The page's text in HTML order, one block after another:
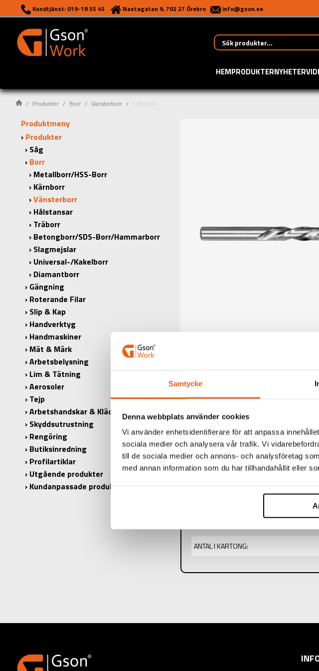
Samtycke
Denna webbplats använder cookies
Vi använder enhetsidentifierare för att anpassa
sociala medier och analysera vår trafik. Vi
till de sociala medier och annons- och analysföretag
med annan information som du har tillhandahållit eller
Kundtjänst: 019-18 55 45 Nastagatan 9, 702 27 Örebro info@gson.se
HEMPRODUKTERNYHETER
Produkter Borr Vänsterborr Left Drill
Produktmeny
Produkter
Såg
Borr
Metallborr/HSS-Borr
Kärnborr
Vänsterborr
Hålstansar
Träborr
Betongborr/SDS-Borr/Hammarborr
Slagmejslar
Universal-/Kakelborr
Diamantborr
Gängning
Roterande Filar
Slip & Kap
Handverktyg
Handmaskiner
Mät & Märk
Arbetsbelysning
Lim & Tätning
Aerosoler
Tejp
Arbetshandskar & Kläder
Skyddsutrustning
Rengöring
Butiksinredning
Profilartiklar
Utgående produkter
Kundanpassade produkter
PRODUKTINFORMATION
ANTAL I KARTONG: